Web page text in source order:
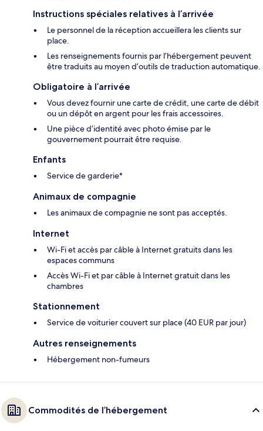
Instructions spéciales relatives à l’arrivée
Le personnel de la réception accueillera les clients sur
place.
Les renseignements fournis par l’hébergement peuvent
être traduits au moyen d’outils de traduction automatique.
Obligatoire à l’arrivée
Vous devez fournir une carte de crédit, une carte de débit
ou un dépôt en argent pour les frais accessoires.
Une pièce d’identité avec photo émise par le
gouvernement pourrait être requise.
Enfants
Service de garderie*
Animaux de compagnie
Les animaux de compagnie ne sont pas acceptés.
Internet
Wi-Fi et accès par câble à Internet gratuits dans les
espaces communs
Accès Wi-Fi et par câble à Internet gratuit dans les
chambres
Stationnement
Service de voiturier couvert sur place (40 EUR par jour)
Autres renseignements
Hébergement non-fumeurs
Commodités de l’hébergement